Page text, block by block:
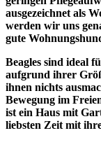
ausgezeichnet als
werden wir uns
gute
Beagles sind ideal
aufgrund ihrer
ihnen nichts
Bewegung im
ist ein Haus mit
liebsten Zeit mit